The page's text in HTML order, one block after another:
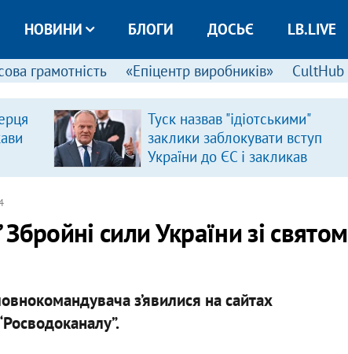
НОВИНИ БЛОГИ ДОСЬЄ LB.LIVE
грамотність «Епіцентр виробників» CultHub
Туск назвав "ідіотськими"
заклики заблокувати вступ
України до ЄС і закликав
припинити антиукраїнську
Збройні сили України зі святом
з’явилися на сайтах